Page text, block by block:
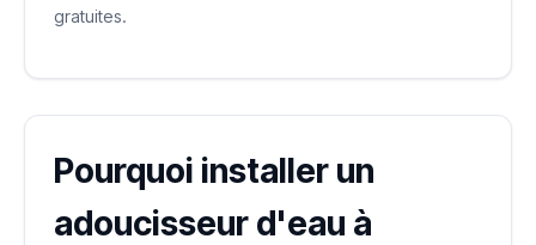
gratuites.
Pourquoi installer un
adoucisseur d'eau à